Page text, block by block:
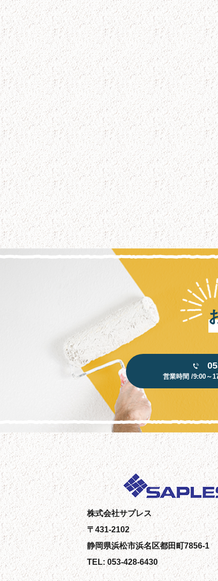
営業時間 /9:00～
株式会社サプレス
〒431-2102
静岡県浜松市浜名区都田町7856-1
TEL: 053-428-6430